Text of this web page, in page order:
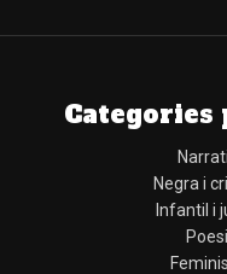
Categories
Negra i
Infantil i